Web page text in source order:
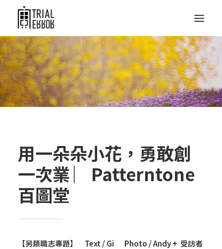
用一朵朵小花，勇敢創
一次業 ︳Patterntone
百圖堂
【另類職志專題】 Text / Gi Photo / Andy + 受訪者